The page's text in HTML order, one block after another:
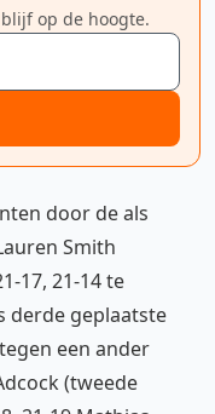
op de hoogte.
door de als
Smith
17, 21-14 te
derde geplaatste
een ander
(tweede